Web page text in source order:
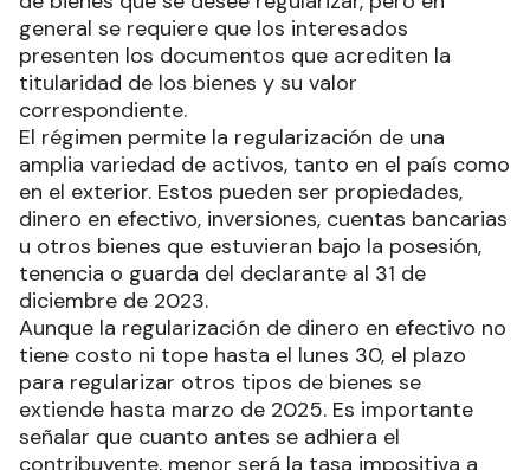
general se requiere que los interesados
presenten los documentos que acrediten la
titularidad de los bienes y su valor
correspondiente.
El régimen permite la regularización de una
amplia variedad de activos, tanto en el país como
en el exterior. Estos pueden ser propiedades,
dinero en efectivo, inversiones, cuentas bancarias
u otros bienes que estuvieran bajo la posesión,
tenencia o guarda del declarante al 31 de
diciembre de 2023.
Aunque la regularización de dinero en efectivo no
tiene costo ni tope hasta el lunes 30, el plazo
para regularizar otros tipos de bienes se
extiende hasta marzo de 2025. Es importante
señalar que cuanto antes se adhiera el
contribuyente, menor será la tasa impositiva a